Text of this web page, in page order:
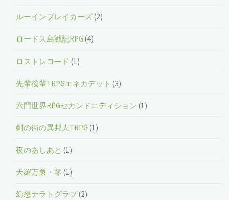
ルーインブレイカーズ(2)
ロードス島戦記RPG (4)
ロストレコード (1)
先輩後輩TRPGエネカデット (3)
六門世界RPGセカンドエディション (1)
剣の街の異邦人TRPG (1)
夜のあしあと (1)
天羅万象・零 (1)
幻想ナラトグラフ (2)